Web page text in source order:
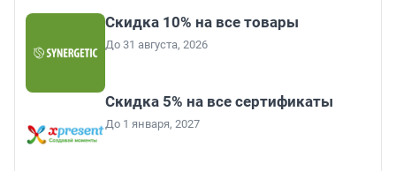
Скидка 10% на все товары
До 31 августа, 2026
Скидка 5% на все сертификаты
До 1 января, 2027